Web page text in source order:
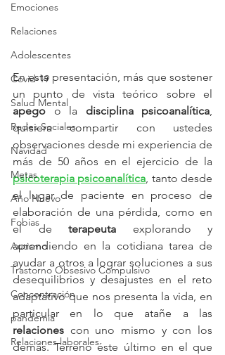
Emociones
Relaciones
Adolescentes
Covid-19
Salud Mental
Redes Sociales
Navidad
Metas
Año Nuevo
Fobias
Autismo
Trastorno Obsesivo Compulsivo
Concentración
pandemia
Relaciones laborales
En esta presentación, más que sostener
apego o la disciplina psicoanalítica,
quisiera compartir con ustedes
observaciones desde mi experiencia de
psicoterapia psicoanalítica, tanto desde
el lugar de paciente en proceso de
elaboración de una pérdida, como en
el de terapeuta explorando y
aprendiendo en la cotidiana tarea de
ayudar a otros a lograr soluciones a sus
desequilibrios y desajustes en el reto
adaptativo que nos presenta la vida, en
relaciones con uno mismo y con los
demás. Terreno éste último en el que